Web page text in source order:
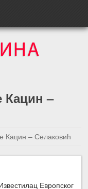
Кацин –
Кацин – Селаковић
Европског